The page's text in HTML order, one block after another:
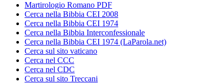
Martirologio Romano PDF
Cerca nella Bibbia CEI 2008
Cerca nella Bibbia CEI 1974
Cerca nella Bibbia Interconfessionale
Cerca nella Bibbia CEI 1974 (LaParola.net)
Cerca sul sito vaticano
Cerca nel CCC
Cerca nel CDC
Cerca sul sito Treccani